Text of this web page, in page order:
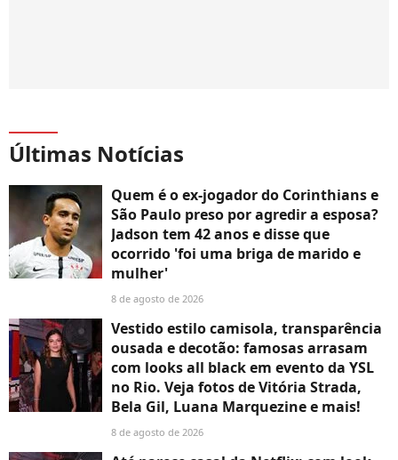
Últimas Notícias
Quem é o ex-jogador do Corinthians e
São Paulo preso por agredir a esposa?
Jadson tem 42 anos e disse que
ocorrido 'foi uma briga de marido e
mulher'
8 de agosto de 2026
Vestido estilo camisola, transparência
ousada e decotão: famosas arrasam
com looks all black em evento da YSL
no Rio. Veja fotos de Vitória Strada,
Bela Gil, Luana Marquezine e mais!
8 de agosto de 2026